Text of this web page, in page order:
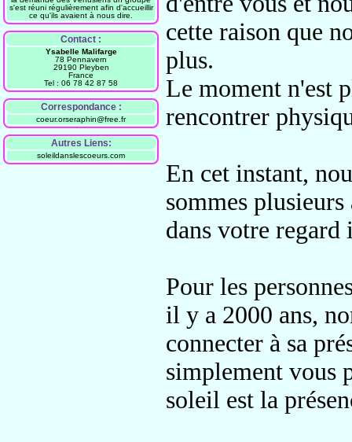
s'est réuni régulièrement afin d'accueillir
ce qu'ils avaient à nous dire.
Contact :
Ysabelle Malifarge
78 Pennavern
29190 Pleyben
France
Tel : 06 78 42 87 58
Correspondance :
coeur.orseraphin@free.fr
Autres Liens:
soleildanslescoeurs.com
cette raison que
plus.
Le moment n'est
rencontrer
En cet instant,
sommes
dans votre regard
Pour les
il y a 2000 ans,
connecter à sa
simplement vous
soleil est la